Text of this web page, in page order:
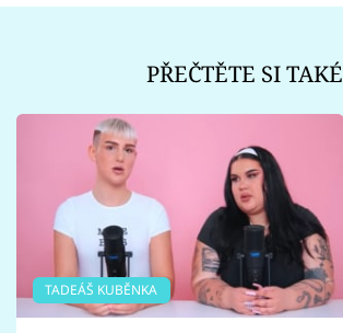
PŘEČTĚTE SI TAKÉ
TADEÁŠ KUBĚNKA